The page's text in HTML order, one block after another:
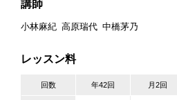
講師
小林麻紀 高原瑞代 中橋茅乃
レッスン料
回数 年42回 月2回